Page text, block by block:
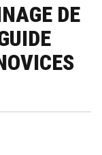
DE